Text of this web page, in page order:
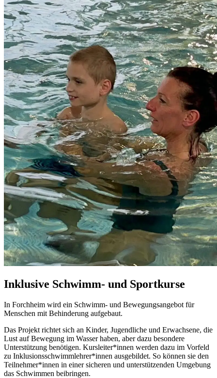
Inklusive Schwimm- und Sportkurse
In Forchheim wird ein Schwimm- und Bewegungsangebot für
Menschen mit Behinderung aufgebaut.
Das Projekt richtet sich an Kinder, Jugendliche und Erwachsene, die
Lust auf Bewegung im Wasser haben, aber dazu besondere
Unterstützung benötigen. Kursleiter*innen werden dazu im Vorfeld
zu Inklusionsschwimmlehrer*innen ausgebildet. So können sie den
Teilnehmer*innen in einer sicheren und unterstützenden Umgebung
das Schwimmen beibringen.